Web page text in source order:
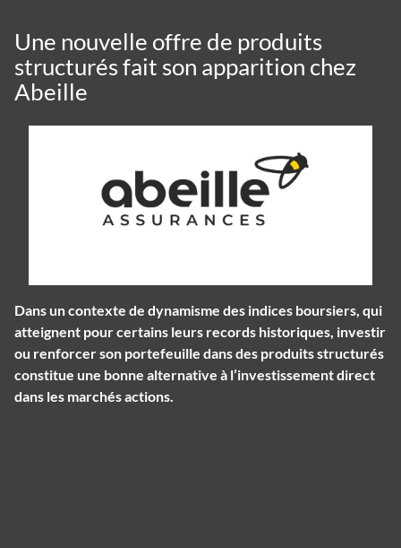
Une nouvelle offre de produits
structurés fait son apparition chez
Abeille
Dans un contexte de dynamisme des indices boursiers, qui
atteignent pour certains leurs records historiques, investir
ou renforcer son portefeuille dans des produits structurés
constitue une bonne alternative à l’investissement direct
dans les marchés actions.